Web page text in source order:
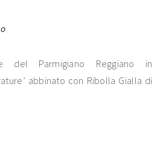
del Parmigiano Reggiano in
abbinato con Ribolla Gialla di